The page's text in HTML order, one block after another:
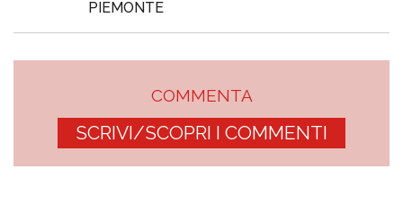
PIEMONTE
COMMENTA
SCRIVI/SCOPRI I COMMENTI